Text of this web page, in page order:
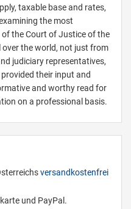
taxable base and rates,
the most
the Court of Justice of the
over the world, not just from
judiciary representatives,
their input and
and worthy read for
on a professional basis.
versandkostenfrei
und PayPal.